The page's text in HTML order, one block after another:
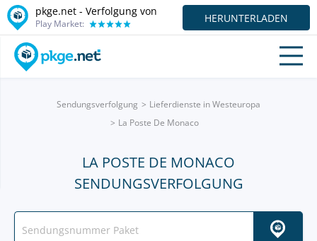
pkge.net - Verfolgung von
Play Market: HERUNTERLADEN
Sendungsverfolgung
Lieferdienste in Westeuropa
La Poste De Monaco
LA POSTE DE MONACO
SENDUNGSVERFOLGUNG